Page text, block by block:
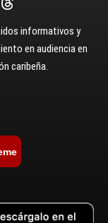
informativos y
en audiencia en
caribeña.